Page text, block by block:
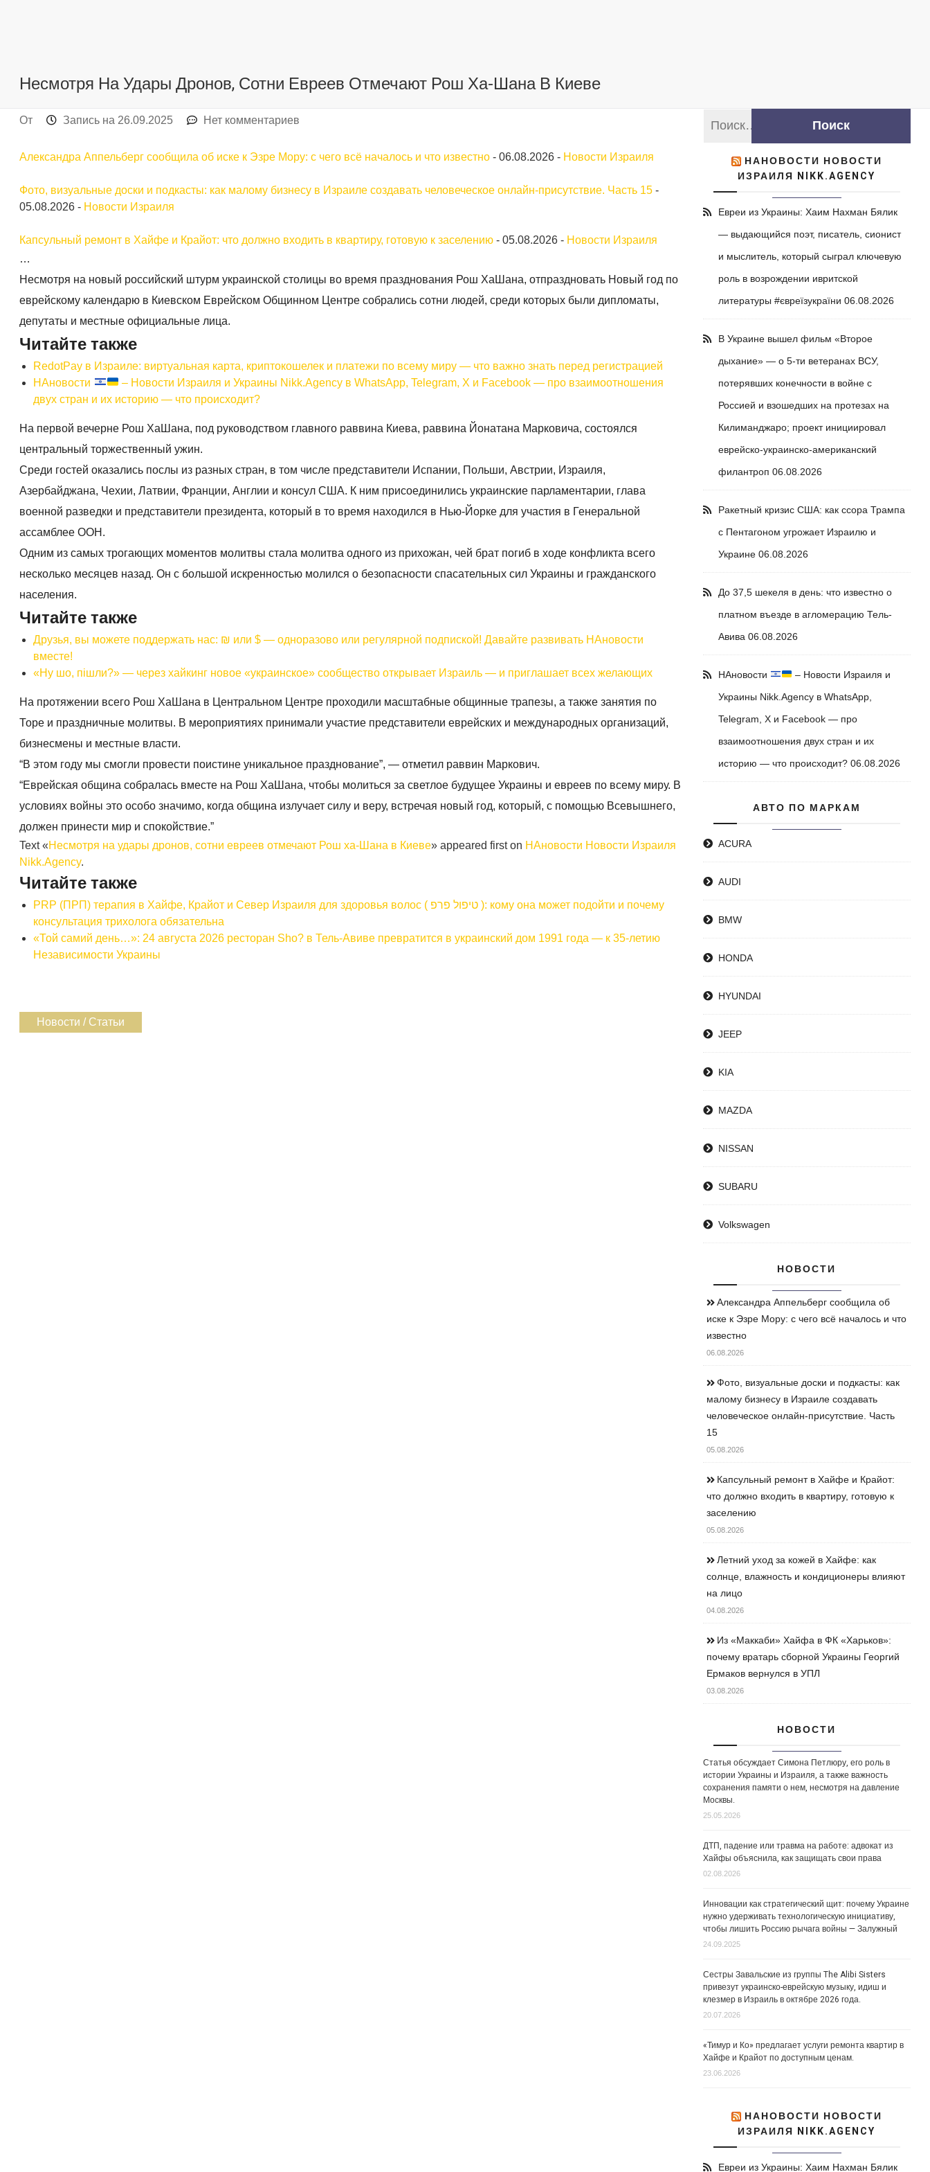
Несмотря На Удары Дронов, Сотни Евреев Отмечают Рош Ха-Шана В Киеве
От Запись на 26.09.2025 Нет комментариев
Александра Аппельберг сообщила об иске к Эзре Мору: с чего всё началось и что известно -06.08.2026 - Новости Израиля
Фото, визуальные доски и подкасты: как малому бизнесу в Израиле создавать человеческое онлайн-присутствие. Часть 15 -
05.08.2026 - Новости Израиля
Капсульный ремонт в Хайфе и Крайот: что должно входить в квартиру, готовую к заселению -05.08.2026 - Новости Израиля
…
Несмотря на новый российский штурм украинской столицы во время празднования Рош ХаШана, отпраздновать Новый год по
еврейскому календарю в Киевском Еврейском Общинном Центре собрались сотни людей, среди которых были дипломаты,
депутаты и местные официальные лица.
Читайте также
RedotPay в Израиле: виртуальная карта, криптокошелек и платежи по всему миру — что важно знать перед регистрацией
НАновости
– Новости Израиля и Украины Nikk.Agency в WhatsApp, Telegram, X и Facebook — про взаимоотношения
двух стран и их историю — что происходит?
На первой вечерне Рош ХаШана, под руководством главного раввина Киева, раввина Йонатана Марковича, состоялся
центральный торжественный ужин.
Среди гостей оказались послы из разных стран, в том числе представители Испании, Польши, Австрии, Израиля,
Азербайджана, Чехии, Латвии, Франции, Англии и консул США. К ним присоединились украинские парламентарии, глава
военной разведки и представители президента, который в то время находился в Нью-Йорке для участия в Генеральной
ассамблее ООН.
Одним из самых трогающих моментов молитвы стала молитва одного из прихожан, чей брат погиб в ходе конфликта всего
несколько месяцев назад. Он с большой искренностью молился о безопасности спасательных сил Украины и гражданского
населения.
Читайте также
Друзья, вы можете поддержать нас: ₪ или $ — одноразово или регулярной подпиской! Давайте развивать НАновости
вместе!
«Ну шо, пішли?» — через хайкинг новое «украинское» сообщество открывает Израиль — и приглашает всех желающих
На протяжении всего Рош ХаШана в Центральном Центре проходили масштабные общинные трапезы, а также занятия по
Торе и праздничные молитвы. В мероприятиях принимали участие представители еврейских и международных организаций,
бизнесмены и местные власти.
“В этом году мы смогли провести поистине уникальное празднование”, — отметил раввин Маркович.
“Еврейская община собралась вместе на Рош ХаШана, чтобы молиться за светлое будущее Украины и евреев по всему миру. В
условиях войны это особо значимо, когда община излучает силу и веру, встречая новый год, который, с помощью Всевышнего,
должен принести мир и спокойствие.”
Text «Несмотря на удары дронов, сотни евреев отмечают Рош ха-Шана в Киеве» appeared first on НАновости Новости Израиля
Nikk.Agency.
Читайте также
PRP (ПРП) терапия в Хайфе, Крайот и Север Израиля для здоровья волос ( טיפול פרפ ): кому она может подойти и почему
консультация трихолога обязательна
«Той самий день…»: 24 августа 2026 ресторан Sho? в Тель-Авиве превратится в украинский дом 1991 года — к 35-летию
Независимости Украины
Новости / Статьи
НАНОВОСТИ НОВОСТИ
ИЗРАИЛЯ NIKK.AGENCY
Евреи из Украины: Хаим Нахман Бялик
— выдающийся поэт, писатель, сионист
и мыслитель, который сыграл ключевую
роль в возрождении ивритской
литературы #євреїзукраїни 06.08.2026
В Украине вышел фильм «Второе
дыхание» — о 5-ти ветеранах ВСУ,
потерявших конечности в войне с
Россией и взошедших на протезах на
Килиманджаро; проект инициировал
еврейско-украинско-американский
филантроп 06.08.2026
Ракетный кризис США: как ссора Трампа
с Пентагоном угрожает Израилю и
Украине 06.08.2026
До 37,5 шекеля в день: что известно о
платном въезде в агломерацию Тель-
Авива 06.08.2026
НАновости
– Новости Израиля и
Украины Nikk.Agency в WhatsApp,
Telegram, X и Facebook — про
взаимоотношения двух стран и их
историю — что происходит? 06.08.2026
АВТО ПО МАРКАМ
ACURA
AUDI
BMW
HONDA
HYUNDAI
JEEP
KIA
MAZDA
NISSAN
SUBARU
Volkswagen
НОВОСТИ
Александра Аппельберг сообщила об
иске к Эзре Мору: с чего всё началось и что
известно
06.08.2026
Фото, визуальные доски и подкасты: как
малому бизнесу в Израиле создавать
человеческое онлайн-присутствие. Часть
15
05.08.2026
Капсульный ремонт в Хайфе и Крайот:
что должно входить в квартиру, готовую к
заселению
05.08.2026
Летний уход за кожей в Хайфе: как
солнце, влажность и кондиционеры влияют
на лицо
04.08.2026
Из «Маккаби» Хайфа в ФК «Харьков»:
почему вратарь сборной Украины Георгий
Ермаков вернулся в УПЛ
03.08.2026
НОВОСТИ
Статья обсуждает Симона Петлюру, его роль в
истории Украины и Израиля, а также важность
сохранения памяти о нем, несмотря на давление
Москвы.
25.05.2026
ДТП, падение или травма на работе: адвокат из
Хайфы объяснила, как защищать свои права
02.08.2026
Инновации как стратегический щит: почему Украине
нужно удерживать технологическую инициативу,
чтобы лишить Россию рычага войны — Залужный
24.09.2025
Сестры Завальские из группы The Alibi Sisters
привезут украинско-еврейскую музыку, идиш и
клезмер в Израиль в октябре 2026 года.
20.07.2026
«Тимур и Ко» предлагает услуги ремонта квартир в
Хайфе и Крайот по доступным ценам.
23.06.2026
НАНОВОСТИ НОВОСТИ
ИЗРАИЛЯ NIKK.AGENCY
Евреи из Украины: Хаим Нахман Бялик